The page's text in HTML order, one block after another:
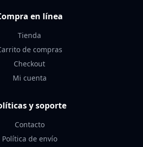
en línea
Tienda
de compras
Checkout
Mi cuenta
y soporte
Contacto
Política de envío